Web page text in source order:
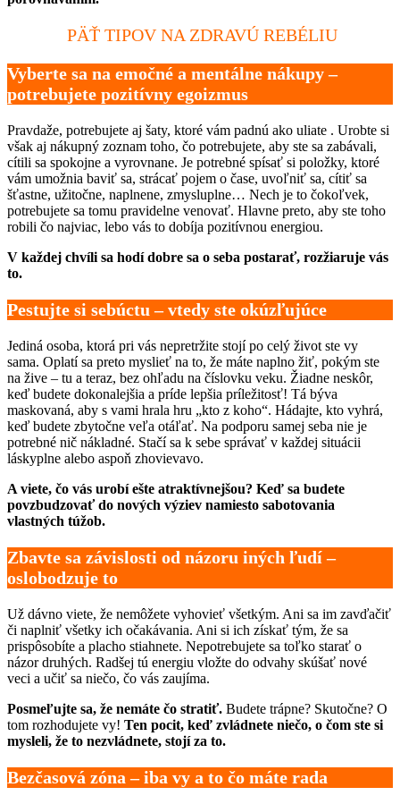
PÄŤ TIPOV NA ZDRAVÚ REBÉLIU
Vyberte sa na emočné a mentálne nákupy –
potrebujete pozitívny egoizmus
Pravdaže, potrebujete aj šaty, ktoré vám padnú ako uliate . Urobte si
však aj nákupný zoznam toho, čo potrebujete, aby ste sa zabávali,
cítili sa spokojne a vyrovnane. Je potrebné spísať si položky, ktoré
vám umožnia baviť sa, strácať pojem o čase, uvoľniť sa, cítiť sa
šťastne, užitočne, naplnene, zmysluplne… Nech je to čokoľvek,
potrebujete sa tomu pravidelne venovať. Hlavne preto, aby ste toho
robili čo najviac, lebo vás to dobíja pozitívnou energiou.
V každej chvíli sa hodí dobre sa o seba postarať, rozžiaruje vás
to.
Pestujte si sebúctu – vtedy ste okúzľujúce
Jediná osoba, ktorá pri vás nepretržite stojí po celý život ste vy
sama. Oplatí sa preto myslieť na to, že máte naplno žiť, pokým ste
na žive – tu a teraz, bez ohľadu na číslovku veku. Žiadne neskôr,
keď budete dokonalejšia a príde lepšia príležitosť! Tá býva
maskovaná, aby s vami hrala hru „kto z koho“. Hádajte, kto vyhrá,
keď budete zbytočne veľa otáľať. Na podporu samej seba nie je
potrebné nič nákladné. Stačí sa k sebe správať v každej situácii
láskyplne alebo aspoň zhovievavo.
A viete, čo vás urobí ešte atraktívnejšou? Keď sa budete
povzbudzovať do nových výziev namiesto sabotovania
vlastných túžob.
Zbavte sa závislosti od názoru iných ľudí –
oslobodzuje to
Už dávno viete, že nemôžete vyhovieť všetkým. Ani sa im zavďačiť
či naplniť všetky ich očakávania. Ani si ich získať tým, že sa
prispôsobíte a placho stiahnete. Nepotrebujete sa toľko starať o
názor druhých. Radšej tú energiu vložte do odvahy skúšať nové
veci a učiť sa niečo, čo vás zaujíma.
Posmeľujte sa, že nemáte čo stratiť. Budete trápne? Skutočne? O
tom rozhodujete vy! Ten pocit, keď zvládnete niečo, o čom ste si
mysleli, že to nezvládnete, stojí za to.
Bezčasová zóna – iba vy a to čo máte rada